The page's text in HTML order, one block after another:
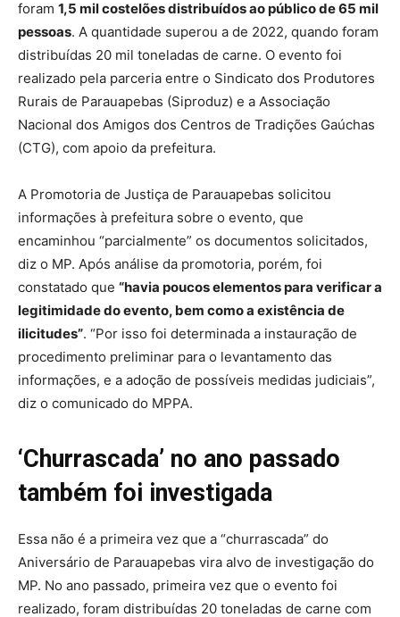
foram 1,5 mil costelões distribuídos ao público de 65 mil
pessoas. A quantidade superou a de 2022, quando foram
distribuídas 20 mil toneladas de carne. O evento foi
realizado pela parceria entre o Sindicato dos Produtores
Rurais de Parauapebas (Siproduz) e a Associação
Nacional dos Amigos dos Centros de Tradições Gaúchas
(CTG), com apoio da prefeitura.
A Promotoria de Justiça de Parauapebas solicitou
informações à prefeitura sobre o evento, que
encaminhou “parcialmente” os documentos solicitados,
diz o MP. Após análise da promotoria, porém, foi
constatado que “havia poucos elementos para verificar a
legitimidade do evento, bem como a existência de
ilicitudes”. “Por isso foi determinada a instauração de
procedimento preliminar para o levantamento das
informações, e a adoção de possíveis medidas judiciais”,
diz o comunicado do MPPA.
‘Churrascada’ no ano passado
também foi investigada
Essa não é a primeira vez que a “churrascada” do
Aniversário de Parauapebas vira alvo de investigação do
MP. No ano passado, primeira vez que o evento foi
realizado, foram distribuídas 20 toneladas de carne com